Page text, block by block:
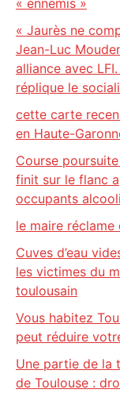
« ennemis »
« Jaurès ne
Jean-Luc
alliance avec
réplique le
cette carte
en Haute-
Course
finit sur le flanc
occupants
le maire
Cuves d’eau
les victimes du
toulousain
Vous habitez
peut réduire
Une partie de la
de Toulouse :